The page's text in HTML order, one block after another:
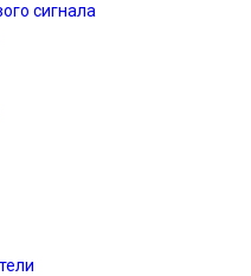
сигнала